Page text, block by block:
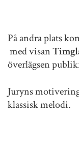
På andra plats
med visan
överlägsen
Juryns
klassisk melodi.